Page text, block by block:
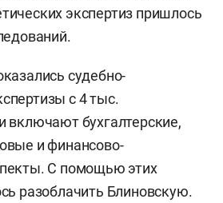
экспертиз пришлось
судебно-
с 4 тыс.
включают бухгалтерские,
и финансово-
С помощью этих
разоблачить Блиновскую.